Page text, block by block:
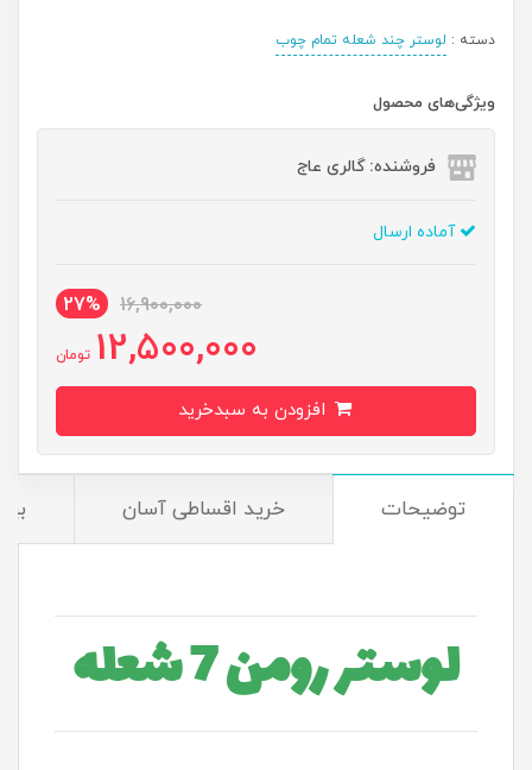
دسته : لوستر چند شعله تمام چوب
ویژگی‌های محصول
فروشنده: گالری عاج
آماده ارسال
16,900,000
27%
12,500,000 تومان
توضیحات خرید اقساطی آسان
لوستر رومن 7 شعله